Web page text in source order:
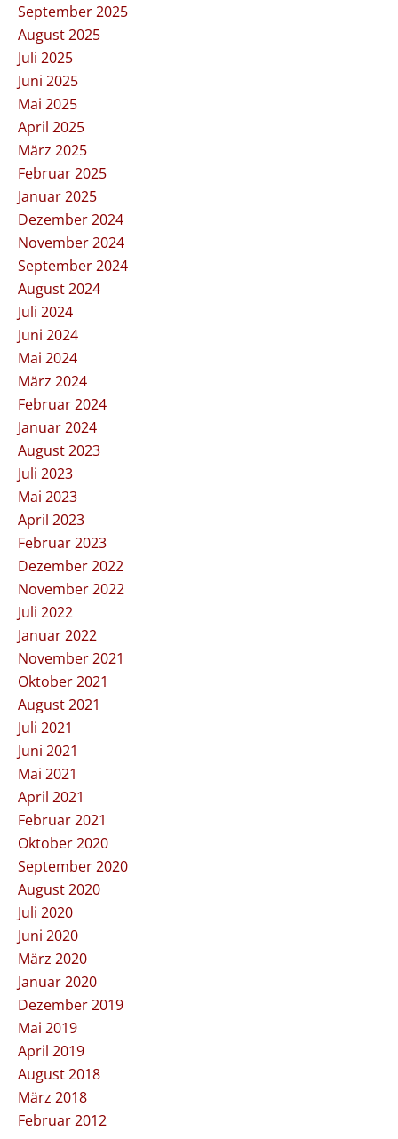
September 2025
August 2025
Juli 2025
Juni 2025
Mai 2025
April 2025
März 2025
Februar 2025
Januar 2025
Dezember 2024
November 2024
September 2024
August 2024
Juli 2024
Juni 2024
Mai 2024
März 2024
Februar 2024
Januar 2024
August 2023
Juli 2023
Mai 2023
April 2023
Februar 2023
Dezember 2022
November 2022
Juli 2022
Januar 2022
November 2021
Oktober 2021
August 2021
Juli 2021
Juni 2021
Mai 2021
April 2021
Februar 2021
Oktober 2020
September 2020
August 2020
Juli 2020
Juni 2020
März 2020
Januar 2020
Dezember 2019
Mai 2019
April 2019
August 2018
März 2018
Februar 2012